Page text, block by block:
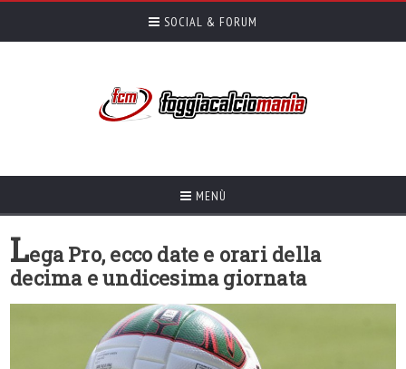
SOCIAL & FORUM
MENÙ
Lega Pro, ecco date e orari della
decima e undicesima giornata